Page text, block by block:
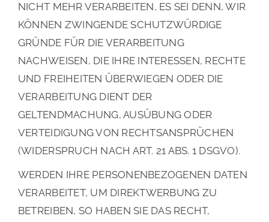
NICHT MEHR VERARBEITEN, ES SEI DENN, WIR
KÖNNEN ZWINGENDE SCHUTZWÜRDIGE
GRÜNDE FÜR DIE VERARBEITUNG
NACHWEISEN, DIE IHRE INTERESSEN, RECHTE
UND FREIHEITEN ÜBERWIEGEN ODER DIE
VERARBEITUNG DIENT DER
GELTENDMACHUNG, AUSÜBUNG ODER
VERTEIDIGUNG VON RECHTSANSPRÜCHEN
(WIDERSPRUCH NACH ART. 21 ABS. 1 DSGVO).
WERDEN IHRE PERSONENBEZOGENEN DATEN
VERARBEITET, UM DIREKTWERBUNG ZU
BETREIBEN, SO HABEN SIE DAS RECHT,